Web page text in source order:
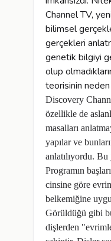
Discovery
özellikle de
masalları
yapılar ve
anlatılıyordu. Bu
Programın
cinsine göre
belkemiğine
Görüldüğü gibi
dişlerden